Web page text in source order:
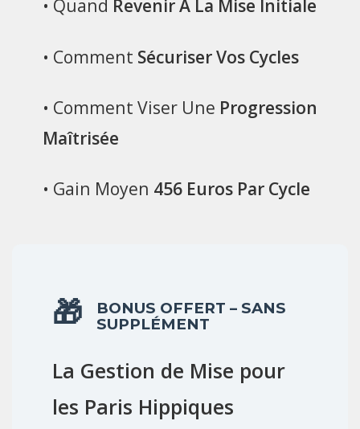
• Quand Revenir À La Mise Initiale
• Comment Sécuriser Vos Cycles
• Comment Viser Une Progression
Maîtrisée
• Gain Moyen 456 Euros Par Cycle
BONUS OFFERT – SANS
SUPPLÉMENT
La Gestion de Mise pour
les Paris Hippiques